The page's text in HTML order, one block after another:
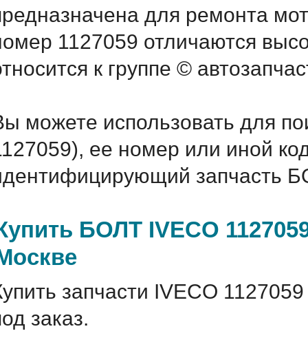
для ремонта
1127059 отличаются
к группе ©
можете использовать для
ее номер или иной
запчасть
БОЛТ IVECO
запчасти IVECO
заказ.